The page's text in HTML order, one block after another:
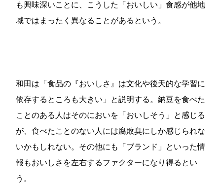
も興味深いことに、こうした「おいしい」食感が他地
域ではまったく異なることがあるという。
和田は「食品の『おいしさ』は文化や後天的な学習に
依存するところも大きい」と説明する。納豆を食べた
ことのある人はそのにおいを「おいしそう」と感じる
が、食べたことのない人には腐敗臭にしか感じられな
いかもしれない。その他にも「ブランド」といった情
報もおいしさを左右するファクターになり得るとい
う。